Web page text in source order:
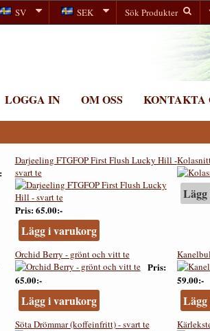
SV SEK Sök Produkter
LOGGA IN OM OSS KONTAKTA
Darjeeling FTGFOP First Flush Lucky Hill -
svart te
Pris 65.00:-
Lägg i varukorg
Orchid Berry - grönt och vitt te
Pris
65.00:-
Lägg i varukorg
59.00:-
Söta Drömmar (koffeinfritt) - svart te